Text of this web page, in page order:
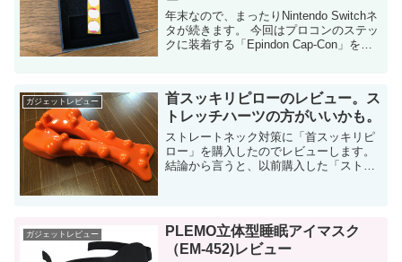
年末なので、まったりNintendo Switchネ
タが続きます。 今回はプロコンのステッ
クに装着する「Epindon Cap-Con」を試
ガジェットレビュー
首スッキリピローのレビュー。ス
トレッチハーツの方がいいかも。
ストレートネック対策に「首スッキリピ
ロー」を購入したのでレビューします。
結論から言うと、以前購入した「ストレ
ガジェットレビュー
PLEMO立体型睡眠アイマスク
（EM-452)レビュー